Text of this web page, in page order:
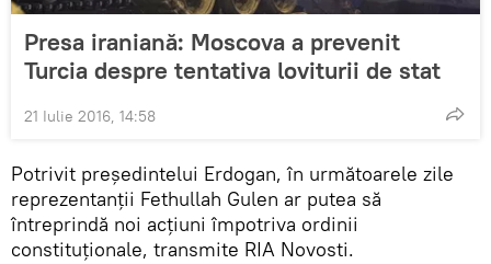
Presa iraniană: Moscova a prevenit
Turcia despre tentativa loviturii de stat
21 Iulie 2016, 14:58
Potrivit președintelui Erdogan, în următoarele zile
reprezentanții Fethullah Gulen ar putea să
întreprindă noi acțiuni împotriva ordinii
constituționale, transmite RIA Novosti.